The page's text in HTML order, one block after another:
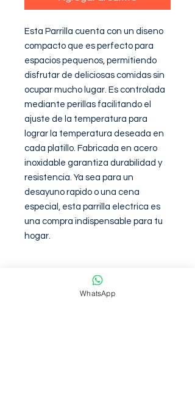
Esta Parrilla cuenta con un diseno
compacto que es perfecto para
espacios pequenos, permitiendo
disfrutar de deliciosas comidas sin
ocupar mucho lugar. Es controlada
mediante perillas facilitando el
ajuste de la temperatura para
lograr la temperatura deseada en
cada platillo. Fabricada en acero
inoxidable garantiza durabilidad y
resistencia. Ya sea para un
desayuno rapido o una cena
especial, esta parrilla electrica es
una compra indispensable para tu
hogar.
Garantia de 6 meses contra
defectos de fabirca
WhatsApp